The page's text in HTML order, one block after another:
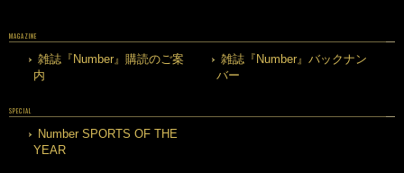
MAGAZINE
雑誌『Number』購読のご案
内
雑誌『Number』バックナン
バー
SPECIAL
Number SPORTS OF THE
YEAR